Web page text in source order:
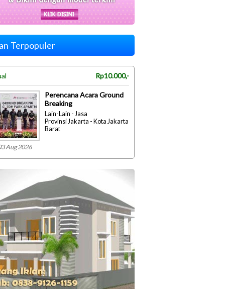
Terpopuler
Rp10.000,-
Aug 2026
Perencana Acara Ground
Breaking
Lain-Lain - Jasa
Provinsi Jakarta - Kota Jakarta
Barat